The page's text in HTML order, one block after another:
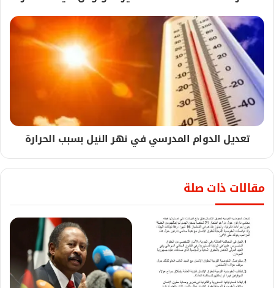
تعديل الدوام المدرسي في نهر النيل بسبب الحرارة
مقالات ذات صلة